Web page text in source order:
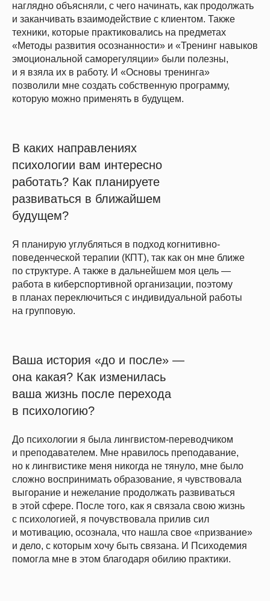
наглядно объясняли, с чего начинать, как продолжать
и заканчивать взаимодействие с клиентом. Также
техники, которые практиковались на предметах
«Методы развития осознанности» и «Тренинг навыков
эмоциональной саморегуляции» были полезны,
и я взяла их в работу. И «Основы тренинга»
позволили мне создать собственную программу,
которую можно применять в будущем.
В каких направлениях
психологии вам интересно
работать? Как планируете
развиваться в ближайшем
будущем?
Я планирую углубляться в подход когнитивно-
поведенческой терапии (КПТ), так как он мне ближе
по структуре. А также в дальнейшем моя цель —
работа в киберспортивной организации, поэтому
в планах переключиться с индивидуальной работы
на групповую.
Ваша история «до и после» —
она какая? Как изменилась
ваша жизнь после перехода
в психологию?
До психологии я была лингвистом-переводчиком
и преподавателем. Мне нравилось преподавание,
но к лингвистике меня никогда не тянуло, мне было
сложно воспринимать образование, я чувствовала
выгорание и нежелание продолжать развиваться
в этой сфере. После того, как я связала свою жизнь
с психологией, я почувствовала прилив сил
и мотивацию, осознала, что нашла свое «призвание»
и дело, с которым хочу быть связана. И Психодемия
помогла мне в этом благодаря обилию практики.